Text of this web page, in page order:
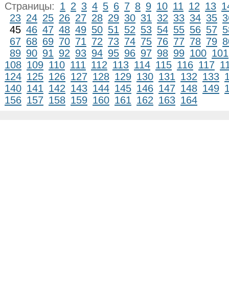
Страницы: 1 2 3 4 5 6 7 8 9 10 11 12 13
23 24 25 26 27 28 29 30 31 32 33 34 35
45 46 47 48 49 50 51 52 53 54 55 56 57
67 68 69 70 71 72 73 74 75 76 77 78 79
89 90 91 92 93 94 95 96 97 98 99 100 101
108 109 110 111 112 113 114 115 116 117
124 125 126 127 128 129 130 131 132 133
140 141 142 143 144 145 146 147 148 149
156 157 158 159 160 161 162 163 164